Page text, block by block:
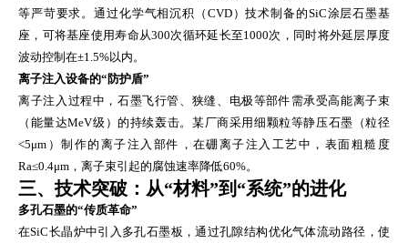
等严苛要求。通过化学气相沉积（CVD）技术制备的SiC涂层石墨基
座，可将基座使用寿命从300次循环延长至1000次，同时将外延层厚度
波动控制在±1.5%以内。
离子注入设备的“防护盾”
离子注入过程中，石墨飞行管、狭缝、电极等部件需承受高能离子束
（能量达MeV级）的持续轰击。某厂商采用细颗粒等静压石墨（粒径
<5μm）制作的离子注入部件，在硼离子注入工艺中，表面粗糙度
Ra≤0.4μm，离子束引起的腐蚀速率降低60%。
三、技术突破：从“材料”到“系统”的进化
多孔石墨的“传质革命”
在SiC长晶炉中引入多孔石墨板，通过孔隙结构优化气体流动路径，使